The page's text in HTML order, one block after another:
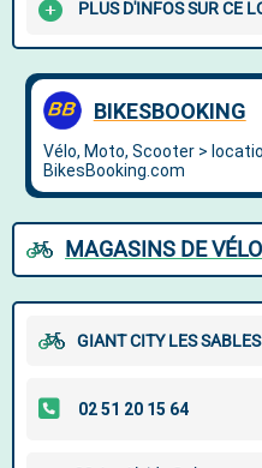
PLUS D'INFOS SUR CE
MAGASINS DE
GIANT CITY LES